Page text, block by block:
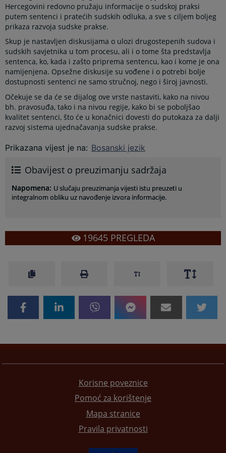
Hercegovini redovno pružaju informacije o sudskoj praksi
putem sentenci i pratećih sudskih odluka, a sve s ciljem boljeg
prikaza razvoja sudske prakse.
Skup je nastavljen diskusijama o ulozi drugostepenih sudova i
sudskih savjetnika u tom procesu, ali i o tome šta predstavlja
sentenca, ko, kada i zašto priprema sentencu, kao i kome je ona
namijenjena. Opsežne diskusije su vođene i o potrebi bolje
dostupnosti sentenci ne samo stručnoj, nego i široj javnosti.
Očekuje se da će se dijalog ove vrste nastaviti, kako na nivou
bh. pravosuđa, tako i na nivou regije, kako bi se poboljšao
kvalitet sentenci, što će u konačnici dovesti do putokaza za dalji
razvoj sistema ujednačavanja sudske prakse.
Prikazana vijest je na: Bosanski jezik
Obavijest o preuzimanju sadržaja
Napomena: U slučaju preuzimanja vijesti istu preuzeti u
integralnom obliku uz navođenje izvora informacije.
19645PREGLEDA
Korisne poveznice
Pomoć za korištenje
Mapa stranice
Pravila privatnosti